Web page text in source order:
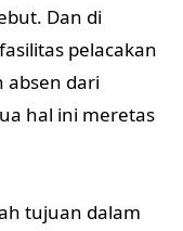
Dan di
pelacakan
absen dari
hal ini meretas
tujuan dalam